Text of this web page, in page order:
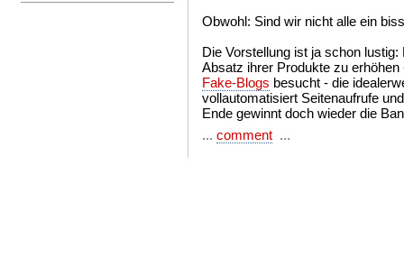
Obwohl: Sind wir nicht alle ein
Die Vorstellung ist ja schon
Absatz ihrer Produkte zu
Fake-Blogs besucht - die
vollautomatisiert Seitenaufrufe
Ende gewinnt doch wieder die
... comment ...